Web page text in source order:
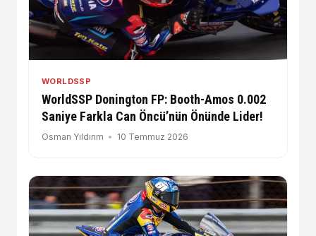
WORLDSSP
WorldSSP Donington FP: Booth-Amos 0.002
Saniye Farkla Can Öncü’nün Önünde Lider!
Osman Yıldırım 10 Temmuz 2026